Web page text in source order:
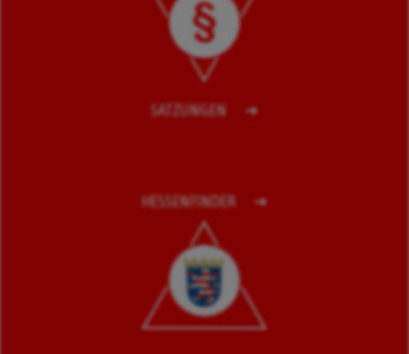
SATZUNGEN
HESSENFINDER